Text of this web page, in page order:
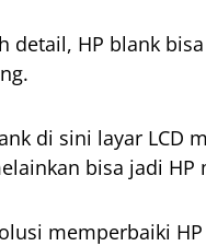
detail, HP blank
di sini layar LCD
bisa jadi HP
memperbaiki